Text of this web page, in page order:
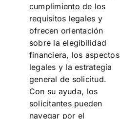
cumplimiento de los
requisitos legales y
ofrecen orientación
sobre la elegibilidad
financiera, los aspectos
legales y la estrategia
general de solicitud.
Con su ayuda, los
solicitantes pueden
navegar por el